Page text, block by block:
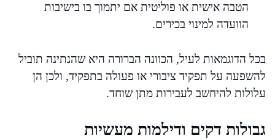
הטבה אישית או פוליטית אם יתמוך בו בישיבות
הוועדה למינוי בכירים.
בכל הדוגמאות לעיל, הכוונה הברורה היא שהנתינה תוביל
להשפעה על תפקיד ציבורי או פעולה בתפקיד, ולכן הן
עלולות להיחשב לעבירות מתן שוחד.
גבולות דקים ודילמות מעשיות